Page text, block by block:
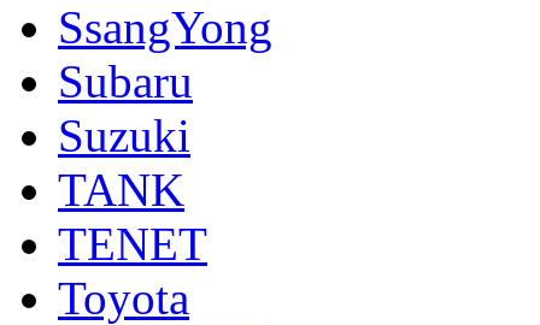
SsangYong
Subaru
Suzuki
TANK
TENET
Toyota